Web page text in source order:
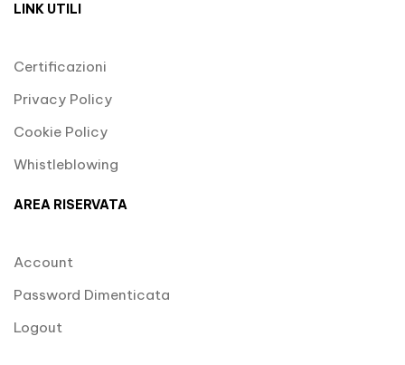
LINK UTILI
Certificazioni
Privacy Policy
Cookie Policy
Whistleblowing
AREA RISERVATA
Account
Password Dimenticata
Logout